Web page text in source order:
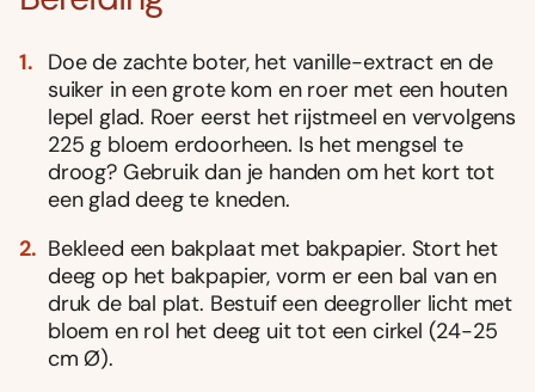
Doe de zachte boter, het vanille-extract en de
suiker in een grote kom en roer met een houten
lepel glad. Roer eerst het rijstmeel en vervolgens
225 g bloem erdoorheen. Is het mengsel te
droog? Gebruik dan je handen om het kort tot
een glad deeg te kneden.
Bekleed een bakplaat met bakpapier. Stort het
deeg op het bakpapier, vorm er een bal van en
druk de bal plat. Bestuif een deegroller licht met
bloem en rol het deeg uit tot een cirkel (24-25
cm Ø).